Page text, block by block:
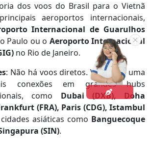
dos voos do Brasil para o Vietnã
aeroportos internacionais,
Internacional de Guarulhos
Paulo ou o Aeroporto Internacional
no Rio de Janeiro.
: Não há voos diretos. Você terá uma
conexões em grandes hubs
como Dubai (DXB), Doha
(FRA), Paris (CDG), Istambul
asiáticas como Banguecoque
(SIN).